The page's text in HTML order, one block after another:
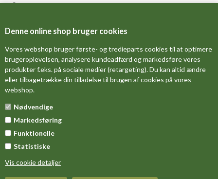
Denne online shop bruger cookies
Vores webshop bruger første- og tredieparts cookies til at optimere
brugeroplevelsen, analysere kundeadfærd og markedsføre vores
produkter f.eks. på sociale medier (retargeting). Du kan altid ændre
eller tilbagetrække din tilladelse til brugen af cookies på vores
webshop.
Nødvendige
Markedsføring
Funktionelle
Statistiske
Vis cookie detaljer
Sponsorprogram
Grossistsalg
FORSIDE
OM OS
MÅLESKEMA
DINE FAVORITVARER